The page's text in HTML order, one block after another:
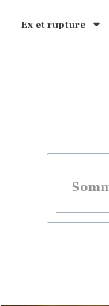
Ex et rupture